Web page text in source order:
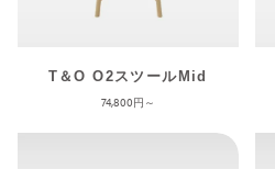
T＆O O2スツールMid
74,800